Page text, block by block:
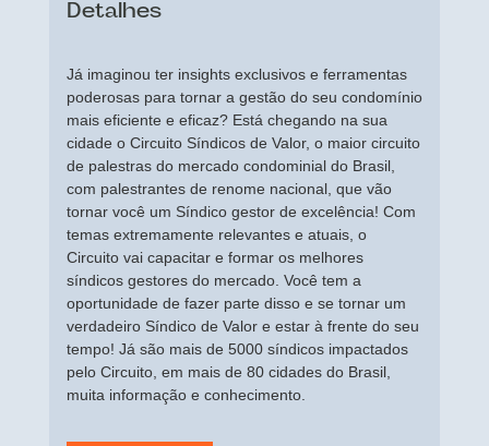
Detalhes
Já imaginou ter insights exclusivos e ferramentas
poderosas para tornar a gestão do seu condomínio
mais eficiente e eficaz? Está chegando na sua
cidade o Circuito Síndicos de Valor, o maior circuito
de palestras do mercado condominial do Brasil,
com palestrantes de renome nacional, que vão
tornar você um Síndico gestor de excelência! Com
temas extremamente relevantes e atuais, o
Circuito vai capacitar e formar os melhores
síndicos gestores do mercado. Você tem a
oportunidade de fazer parte disso e se tornar um
verdadeiro Síndico de Valor e estar à frente do seu
tempo! Já são mais de 5000 síndicos impactados
pelo Circuito, em mais de 80 cidades do Brasil,
muita informação e conhecimento.